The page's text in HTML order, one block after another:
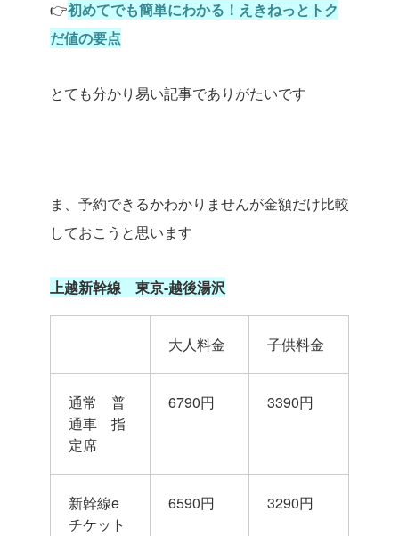
👉初めてでも簡単にわかる！えきねっとトク
だ値の要点
とても分かり易い記事でありがたいです
ま、予約できるかわかりませんが金額だけ比較
しておこうと思います
上越新幹線 東京-越後湯沢
大人料金 子供料金
通常 普
通車 指
定席
6790円 3390円
新幹線e
チケット
6590円 3290円